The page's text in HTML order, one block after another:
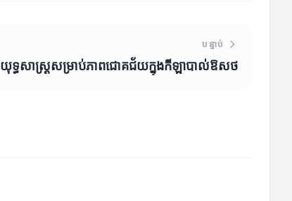
បន្ទាប់
យុទ្ធសាស្ត្រសម្រាប់ភាពជោគជ័យក្នុងកីឡាបាល់ឱសថ